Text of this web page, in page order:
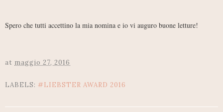
Spero che tutti accettino la mia nomina e io vi auguro buone letture!
at maggio 27, 2016
LABELS: #LIEBSTER AWARD 2016